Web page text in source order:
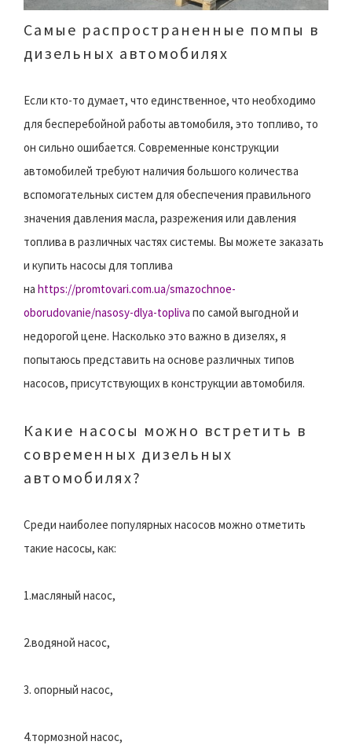
Самые распространенные помпы в
дизельных автомобилях
Если кто-то думает, что единственное, что необходимо
для бесперебойной работы автомобиля, это топливо, то
он сильно ошибается. Современные конструкции
автомобилей требуют наличия большого количества
вспомогательных систем для обеспечения правильного
значения давления масла, разрежения или давления
топлива в различных частях системы. Вы можете заказать
и купить насосы для топлива
на https://promtovari.com.ua/smazochnoe-
oborudovanie/nasosy-dlya-topliva по самой выгодной и
недорогой цене. Насколько это важно в дизелях, я
попытаюсь представить на основе различных типов
насосов, присутствующих в конструкции автомобиля.
Какие насосы можно встретить в
современных дизельных
автомобилях?
Среди наиболее популярных насосов можно отметить
такие насосы, как:
1.масляный насос,
2.водяной насос,
3. опорный насос,
4.тормозной насос,